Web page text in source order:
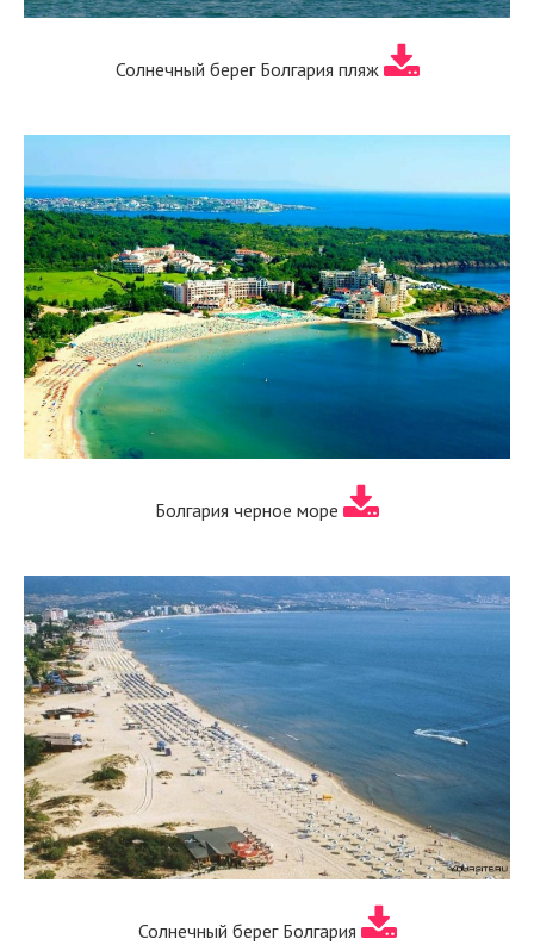
Солнечный берег Болгария пляж
Болгария черное море
Солнечный берег Болгария